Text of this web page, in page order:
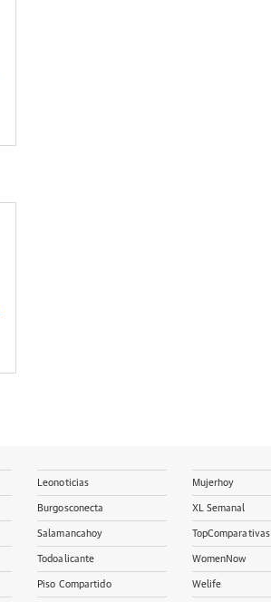
Leonoticias
Burgosconecta
Salamancahoy
Todoalicante
Piso Compartido
Mujerhoy
XL Semanal
TopComparativas
WomenNow
Welife